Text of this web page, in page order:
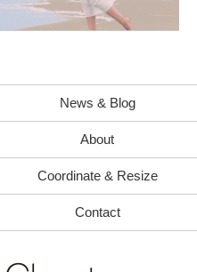
News & Blog
About
Coordinate & Resize
Contact